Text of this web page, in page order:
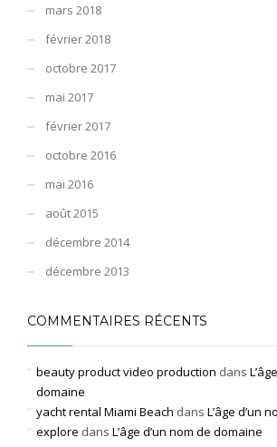
mars 2018
février 2018
octobre 2017
mai 2017
février 2017
octobre 2016
mai 2016
août 2015
décembre 2014
décembre 2013
COMMENTAIRES RÉCENTS
beauty product video production dans
domaine
yacht rental Miami Beach dans L’âge d’un
explore dans L’âge d’un nom de domaine